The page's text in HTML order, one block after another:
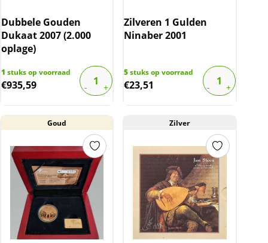
Dubbele Gouden
Dukaat 2007 (2.000
oplage)
1 stuks op voorraad
€935,59
Zilveren 1 Gulden
Ninaber 2001
5stuks op voorraad
€23,51
Goud Zilver